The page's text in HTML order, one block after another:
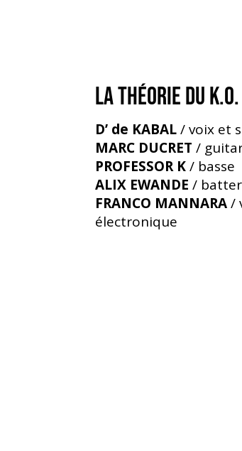
LA THÉORIE DU K.O.
D’ de KABAL/ voix et
MARC DUCRET /
PROFESSOR K/ basse
ALIX EWANDE /
FRANCO MANNARA/
électronique